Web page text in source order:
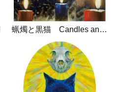
蝋燭と黒猫 Candles and black cat